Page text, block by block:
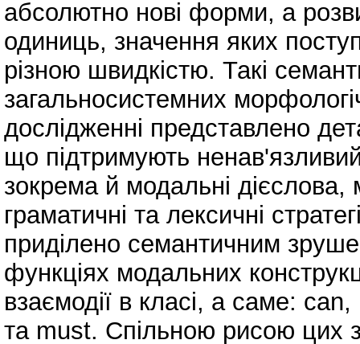
абсолютно нові форми, а
одиниць, значення яких
різною швидкістю. Такі
загальносистемних
дослідженні представлено
що підтримують
зокрема й модальні
граматичні та лексичні
приділено семантичним
функціях модальних
взаємодії в класі, а саме:
та must. Спільною рисою цих